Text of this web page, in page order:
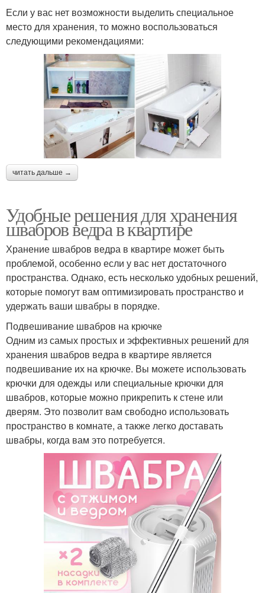
Если у вас нет возможности выделить специальное
место для хранения, то можно воспользоваться
следующими рекомендациями:
читать дальше →
Удобные решения для хранения
швабров ведра в квартире
Хранение швабров ведра в квартире может быть
проблемой, особенно если у вас нет достаточного
пространства. Однако, есть несколько удобных решений,
которые помогут вам оптимизировать пространство и
удержать ваши швабры в порядке.
Подвешивание швабров на крючке
Одним из самых простых и эффективных решений для
хранения швабров ведра в квартире является
подвешивание их на крючке. Вы можете использовать
крючки для одежды или специальные крючки для
швабров, которые можно прикрепить к стене или
дверям. Это позволит вам свободно использовать
пространство в комнате, а также легко доставать
швабры, когда вам это потребуется.